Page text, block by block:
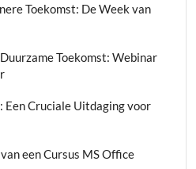
Toekomst: De Week van
Toekomst: Webinar
Een Cruciale Uitdaging voor
een Cursus MS Office